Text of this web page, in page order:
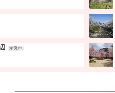
奈良市